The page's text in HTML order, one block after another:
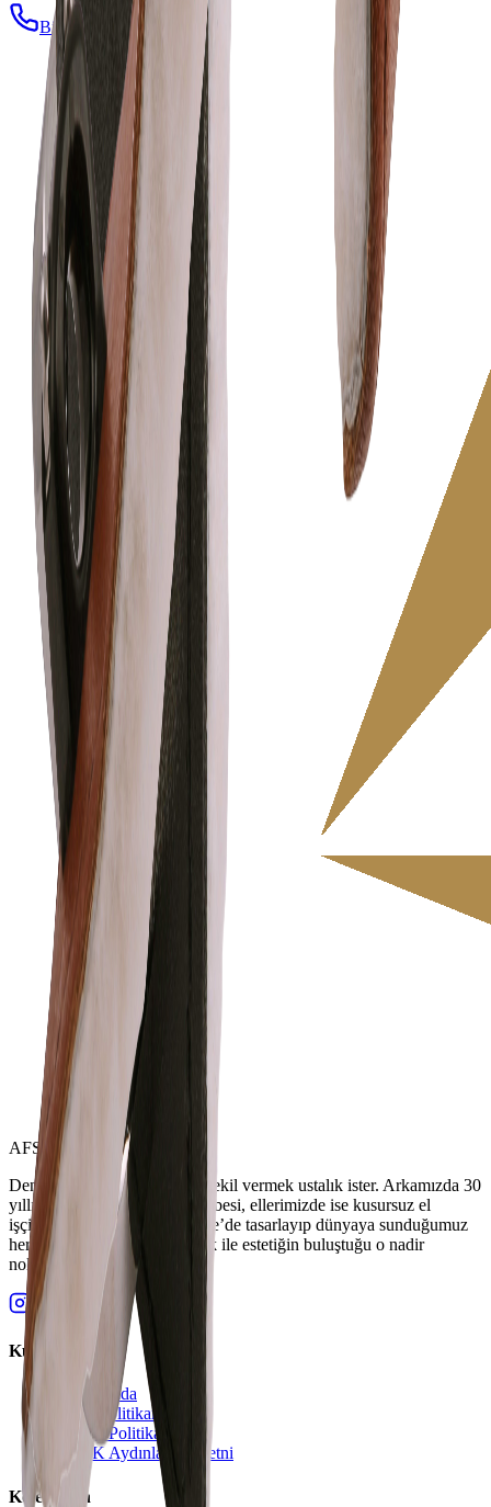
Bize Sorun
AFS YACHT
Denizi tanımak birikim, ona şekil vermek ustalık ister. Arkamızda 30
yıllık gemi mühendisliği tecrübesi, ellerimizde ise kusursuz el
işçiliğinin tutkusu var. Türkiye’de tasarlayıp dünyaya sunduğumuz
her ürün, teknik mükemmellik ile estetiğin buluştuğu o nadir
noktada duruyor.
Kurumsal
Hakkımızda
Kalite Politikamız
Gizlilik Politikası
KVKK Aydınlatma Metni
Koleksiyon